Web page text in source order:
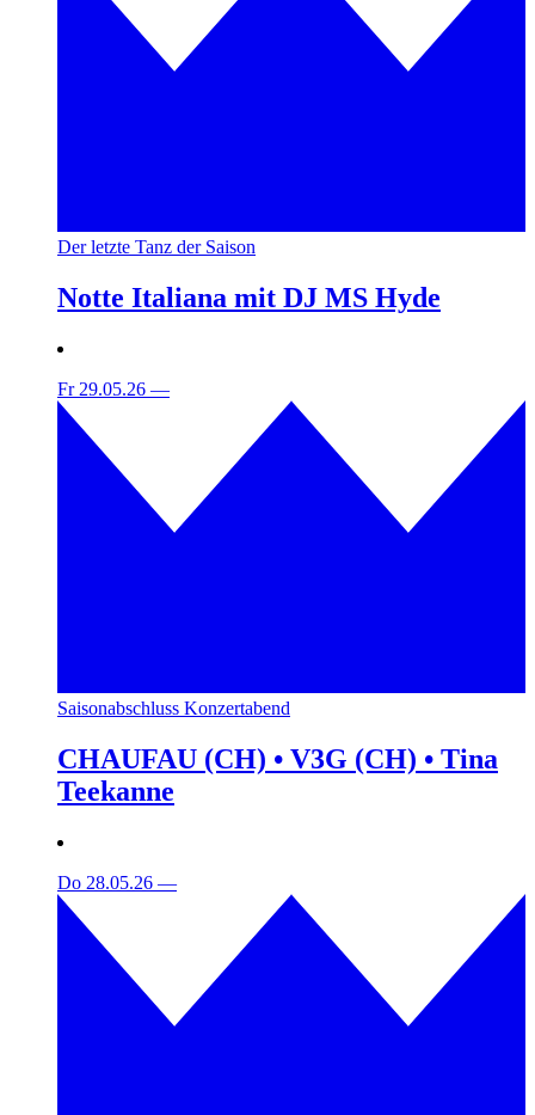
Der letzte Tanz der Saison
Notte Italiana mit DJ MS Hyde
Fr 29.05.26 —
Saisonabschluss Konzertabend
CHAUFAU (CH) • V3G (CH) • Tina
Teekanne
Do 28.05.26 —